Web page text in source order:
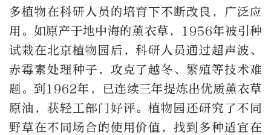
多植物在科研人员的培育下不断改良，广泛应
用。如原产于地中海的薰衣草，1956年被引种
试栽在北京植物园后，科研人员通过超声波、
赤霉素处理种子，攻克了越冬、繁殖等技术难
题。到1962年，已连续三年提炼出优质薰衣草
原油，获轻工部门好评。植物园还研究了不同
野草在不同场合的使用价值，找到多种适宜在